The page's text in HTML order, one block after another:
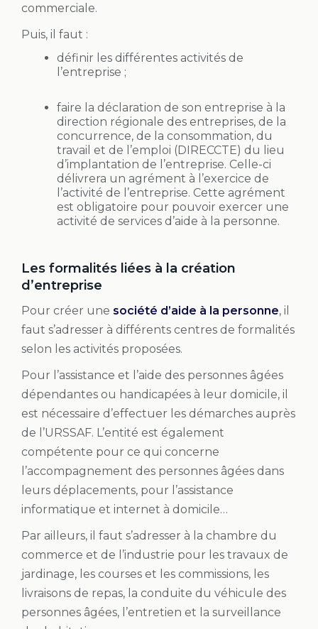
commerciale.
Puis, il faut :
définir les différentes activités de
l’entreprise ;
faire la déclaration de son entreprise à la
direction régionale des entreprises, de la
concurrence, de la consommation, du
travail et de l’emploi (DIRECCTE) du lieu
d’implantation de l’entreprise. Celle-ci
délivrera un agrément à l’exercice de
l’activité de l’entreprise. Cette agrément
est obligatoire pour pouvoir exercer une
activité de services d’aide à la personne.
Les formalités liées à la création
d’entreprise
Pour créer une société d’aide à la personne, il
faut s’adresser à différents centres de formalités
selon les activités proposées.
Pour l’assistance et l’aide des personnes âgées
dépendantes ou handicapées à leur domicile, il
est nécessaire d’effectuer les démarches auprès
de l’URSSAF. L’entité est également
compétente pour ce qui concerne
l’accompagnement des personnes âgées dans
leurs déplacements, pour l’assistance
informatique et internet à domicile…
Par ailleurs, il faut s’adresser à la chambre du
commerce et de l’industrie pour les travaux de
jardinage, les courses et les commissions, les
livraisons de repas, la conduite du véhicule des
personnes âgées, l’entretien et la surveillance